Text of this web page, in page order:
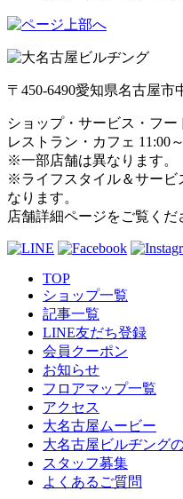
〒450-6490愛知県名古屋市
ショップ・サービス・フー
レストラン・カフェ 11:00
※一部店舗は異なります。
※ライフスタイル＆サービ
なります。
店舗詳細ページをご覧くだ
TOP
ショップ一覧
記事一覧
LINE友だち登録
会員クーポン
お知らせ
フロアマップ一覧
アクセス
大名古屋ムービー
大名古屋ビルヂング
スタッフ募集
よくあるご質問